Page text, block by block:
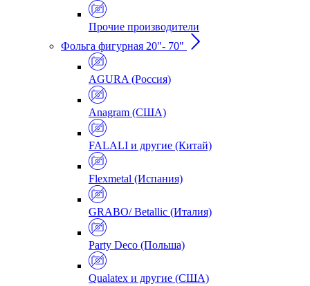
Прочие производители
Фольга фигурная 20"- 70"
AGURA (Россия)
Anagram (США)
FALALI и другие (Китай)
Flexmetal (Испания)
GRABO/ Betallic (Италия)
Party Deco (Польша)
Qualatex и другие (США)